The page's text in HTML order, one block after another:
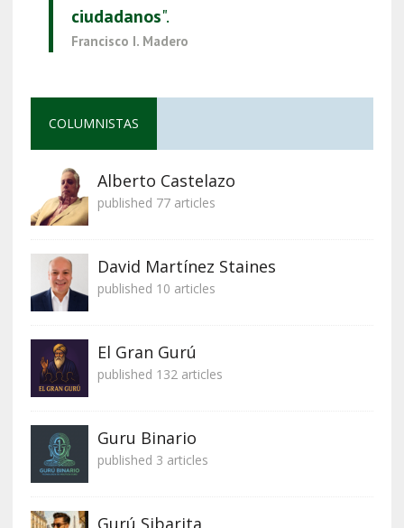
ciudadanos".
Francisco I. Madero
COLUMNISTAS
Alberto Castelazo
published 77 articles
David Martínez Staines
published 10 articles
El Gran Gurú
published 132 articles
Guru Binario
published 3 articles
Gurú Sibarita